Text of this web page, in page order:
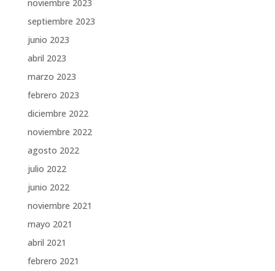
noviembre 2023
septiembre 2023
junio 2023
abril 2023
marzo 2023
febrero 2023
diciembre 2022
noviembre 2022
agosto 2022
julio 2022
junio 2022
noviembre 2021
mayo 2021
abril 2021
febrero 2021